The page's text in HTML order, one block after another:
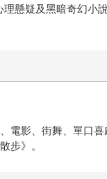
懸疑及黑暗奇幻小
電影、街舞、單口
步》。